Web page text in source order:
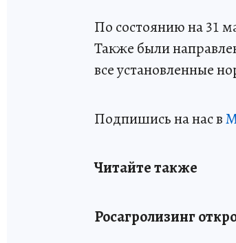
По состоянию на 31
Также были
все установленные
Подпишись на нас в
Читайте также
Росагролизинг